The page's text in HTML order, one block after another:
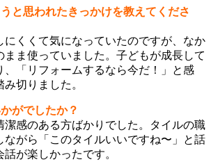
と思われたきっかけを教えてくださ
にくくて気になっていたのですが、なか
まま使っていました。子どもが成長して
、「リフォームするなら今だ！」と感
切りました。
がでしたか？
潔感のある方ばかりでした。タイルの職
ながら「このタイルいいですね〜」と話
が楽しかったです。